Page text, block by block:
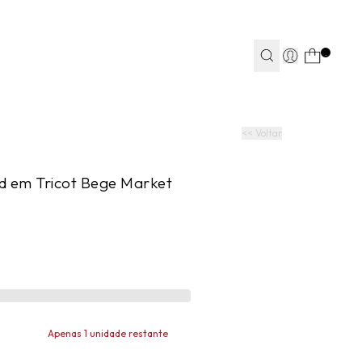
<< Voltar
em Tricot Bege Market
Apenas 1 unidade restante